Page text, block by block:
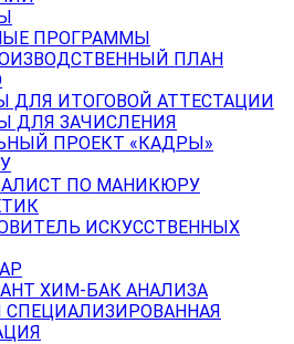
ПРОГРАММЫ
ПЛАН
ДЛЯ ИТОГОВОЙ АТТЕСТАЦИИ
ДЛЯ ЗАЧИСЛЕНИЯ
ПРОЕКТ «КАДРЫ»
ПО МАНИКЮРУ
ИСКУССТВЕННЫХ
ХИМ-БАК АНАЛИЗА
СПЕЦИАЛИЗИРОВАННАЯ